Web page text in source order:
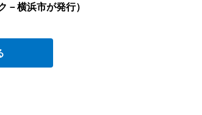
横浜市が発行）